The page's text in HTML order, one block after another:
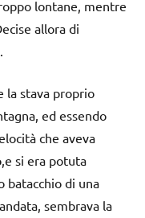
lontane, mentre
allora di
la stava proprio
ed essendo
che aveva
si era potuta
batacchio di una
sembrava la